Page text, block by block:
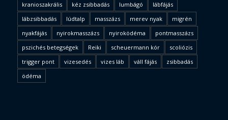
kranioszakrális
kéz zsibbadás lumbágó
lábfájás
lábzsibbadás
lúdtalp masszázs merev nyak
migrén
nyakfájás
nyirokmasszázs nyiroködéma
pontmasszázs
pszichés betegségek
Reiki scheuermann kór
scoliózis
trigger pont
vizesedés vizes láb váll fájás
zsibbadás
ödéma